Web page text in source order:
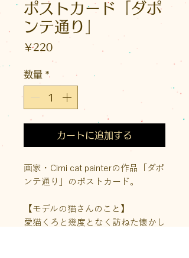
ポストカード「ダポ
ンテ通り」
￥220価
格
数量 *
カートに追加する
画家・Cimi cat painterの作品「ダポ
ンテ通り」のポストカード。
【モデルの猫さんのこと】
愛猫くろと幾度となく訪ねた懐かし